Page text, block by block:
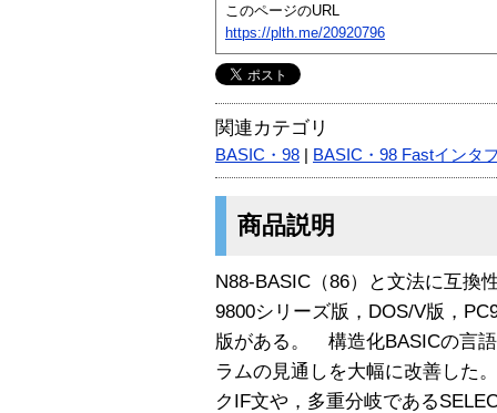
このページのURL
https://plth.me/20920796
関連カテゴリ
BASIC・98 BASIC・98 Fastインタ
商品説明
N88-BASIC（86）と文法に互換
9800シリーズ版，DOS/V版，
版がある。 構造化BASICの言
ラムの見通しを大幅に改善した
クIF文や，多重分岐である